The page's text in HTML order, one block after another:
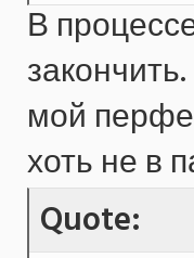
В
мой
хоть не в
Quote: